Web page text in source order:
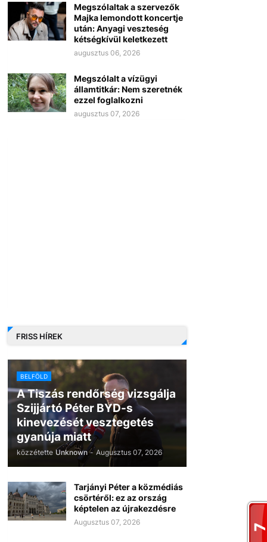
Megszólaltak a szervezők
Majka lemondott koncertje
után: Anyagi veszteség
kétségkívül keletkezett
augusztus 06, 2026
Megszólalt a vízügyi
államtitkár: Nem szeretnék
ezzel foglalkozni
augusztus 07, 2026
FRISS HÍREK
BELFÖLD
A Tiszás rendőrség vizsgálja
Szijjártó Péter BYD-s
kinevezését vesztegetés
gyanúja miatt
közzétette Unknown - Augusztus 07, 2026
Tarjányi Péter a közmédiás
csörtéről: ez az ország
képtelen az újrakezdésre
Augusztus 07, 2026